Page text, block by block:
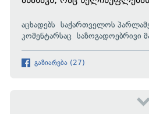
აცხადებს საქართველოს
კომენტარსაც საზოგადოებრივი
გაზიარება (27)